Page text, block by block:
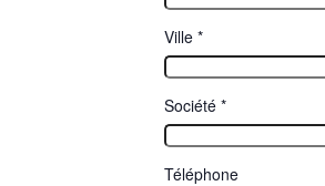
Ville *
Société *
Téléphone